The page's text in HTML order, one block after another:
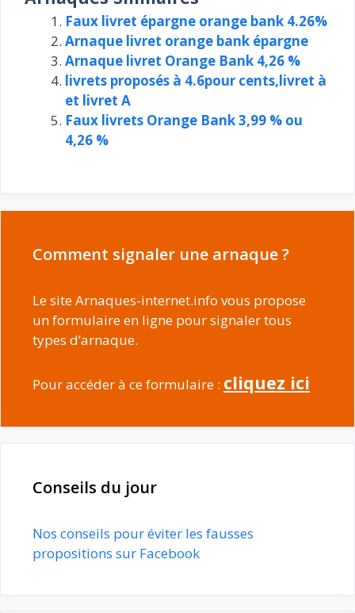
Faux livret épargne orange bank 4.26%
Arnaque livret orange bank épargne
Arnaque livret Orange Bank 4,26 %
livrets proposés à 4.6pour cents,livret à
et livret A
Faux livrets Orange Bank 3,99 % ou
4,26 %
Comment signaler une arnaque ?
Le site Arnaques-internet.info vous propose
un formulaire en ligne pour signaler tous
types d’arnaque.
Pour accéder à ce formulaire : cliquez ici
Conseils du jour
Nos conseils pour éviter les fausses
propositions sur Facebook